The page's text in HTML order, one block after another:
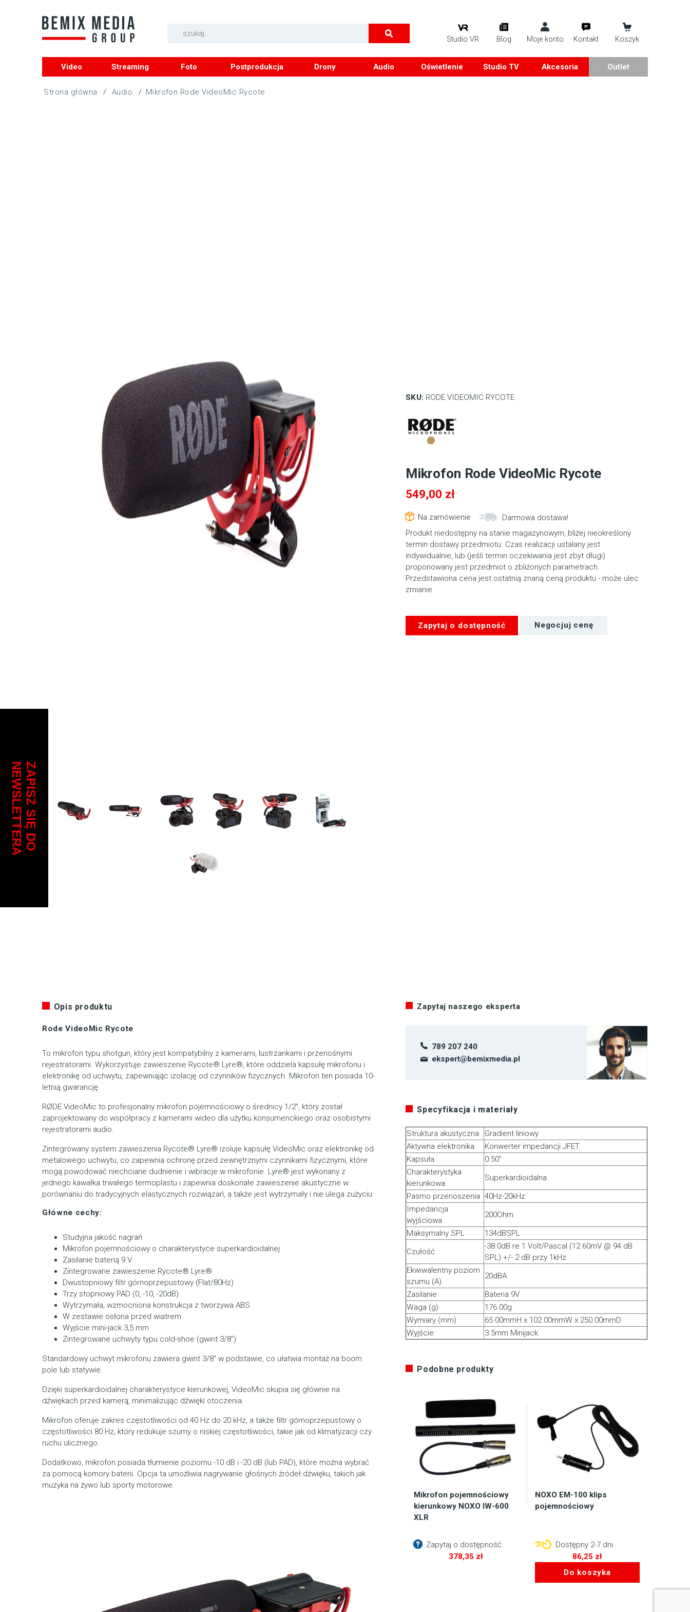
Studio VR Blog Moje konto Kontakt Koszyk
Video Streaming Foto Postprodukcja Drony Audio Oświetlenie Studio TV Akcesoria Outlet
/ Audio / Mikrofon Rode VideoMic Rycote
SKU: RODE VIDEOMIC RYCOTE
Mikrofon Rode VideoMic Rycote
549,00 zł
Na zamówienie
Darmowa dostawa!
Produkt niedostępny na stanie magazynowym, bliżej nieokreślony
termin dostawy przedmiotu. Czas realizacji ustalany jest
indywidualnie, lub (jeśli termin oczekiwania jest zbyt długi)
proponowany jest przedmiot o zbliżonych parametrach.
Przedstawiona cena jest ostatnią znaną ceną produktu - może ulec
zmianie.
Zapytaj o dostępność Negocjuj cenę
Opis produktu
Rode VideoMic Rycote
To mikrofon typu shotgun, który jest kompatybilny z kamerami, lustrzankami i przenośnymi
rejestratorami. Wykorzystuje zawieszenie Rycote® Lyre®, które oddziela kapsułę mikrofonu i
elektronikę od uchwytu, zapewniając izolację od czynników fizycznych. Mikrofon ten posiada 10-
letnią gwarancję.
RØDE VideoMic to profesjonalny mikrofon pojemnościowy o średnicy 1/2″, który został
zaprojektowany do współpracy z kamerami wideo dla użytku konsumenckiego oraz osobistymi
rejestratorami audio.
Zintegrowany system zawieszenia Rycote® Lyre® izoluje kapsułę VideoMic oraz elektronikę od
metalowego uchwytu, co zapewnia ochronę przed zewnętrznymi czynnikami fizycznymi, które
mogą powodować niechciane dudnienie i wibracje w mikrofonie. Lyre® jest wykonany z
jednego kawałka trwałego termoplastu i zapewnia doskonałe zawieszenie akustyczne w
porównaniu do tradycyjnych elastycznych rozwiązań, a także jest wytrzymały i nie ulega zużyciu.
Główne cechy:
Studyjna jakość nagrań
Mikrofon pojemnościowy o charakterystyce superkardioidalnej
Zasilanie baterią 9 V
Zintegrowane zawieszenie Rycote® Lyre®
Dwustopniowy filtr górnoprzepustowy (Flat/80Hz)
Trzy stopniowy PAD (0, -10, -20dB)
Wytrzymała, wzmocniona konstrukcja z tworzywa ABS
W zestawie osłona przed wiatrem
Wyjście mini-jack 3,5 mm
Zintegrowane uchwyty typu cold-shoe (gwint 3/8″)
Standardowy uchwyt mikrofonu zawiera gwint 3/8″ w podstawie, co ułatwia montaż na boom
pole lub statywie.
Dzięki superkardioidalnej charakterystyce kierunkowej, VideoMic skupia się głównie na
dźwiękach przed kamerą, minimalizując dźwięki otoczenia.
Mikrofon oferuje zakres częstotliwości od 40 Hz do 20 kHz, a także filtr górnoprzepustowy o
częstotliwości 80 Hz, który redukuje szumy o niskiej częstotliwości, takie jak od klimatyzacji czy
ruchu ulicznego.
Dodatkowo, mikrofon posiada tłumienie poziomu -10 dB i -20 dB (lub PAD), które można wybrać
za pomocą komory baterii. Opcja ta umożliwia nagrywanie głośnych źródeł dźwięku, takich jak
muzyka na żywo lub sporty motorowe.
Zapytaj naszego eksperta
789 207 240
ekspert@bemixmedia.pl
Specyfikacja i materiały
Struktura akustyczna
Gradient liniowy
Aktywna elektronika
Konwerter impedancji JFET
Kapsuła
0.50”
Charakterystyka
kierunkowa
Superkardioidalna
Pasmo przenoszenia 40Hz-20kHz
Impedancja
wyjściowa
200Ohm
Maksymalny SPL
134dBSPL
Czułość
-38.0dB re 1 Volt/Pascal (12.60mV @ 94 dB
SPL) +/- 2 dB przy 1kHz
Ekwiwalentny poziom
szumu (A)
20dBA
Zasilanie
Bateria 9V
Waga (g)
176.00g
Wymiary (mm)
65.00mmH x 102.00mmW x 250.00mmD
Wyjście
3.5mm Minijack
Podobne produkty
Mikrofon pojemnościowy
kierunkowy NOXO IW-600
XLR
Zapytaj o dostępność
378,35 zł
NOXO EM-100 klips
pojemnościowy
Dostępny 2-7 dni
86,25 zł
Do koszyka